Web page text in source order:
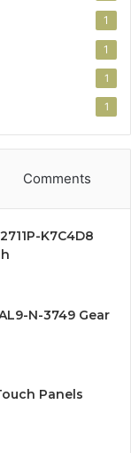
1
1
1
1
Comments
K7C4D8
N-3749 Gear
Panels